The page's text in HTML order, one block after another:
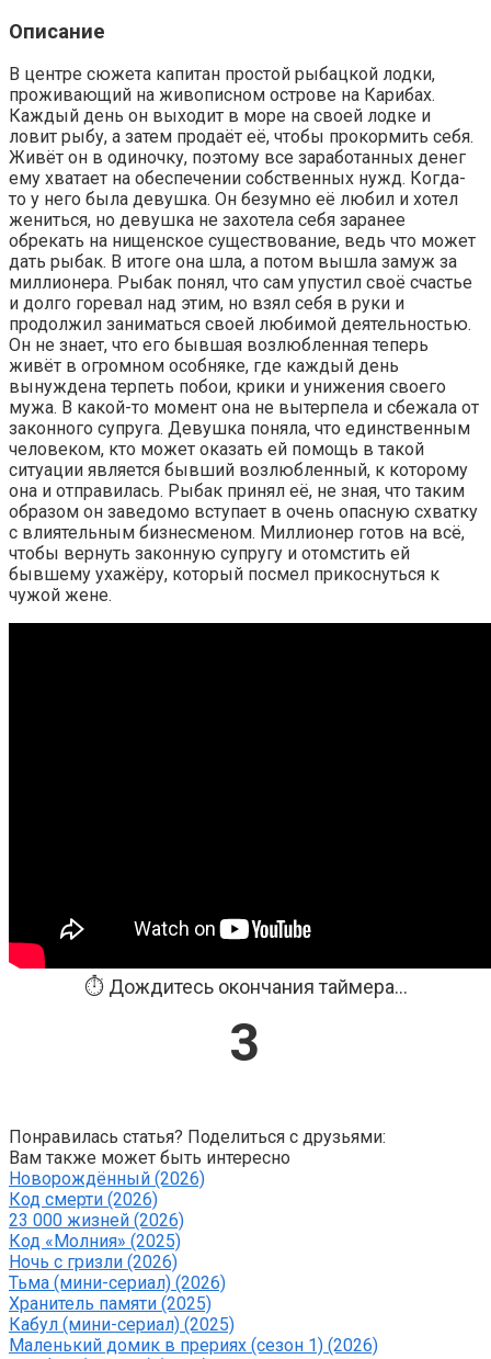
Описание
В центре сюжета капитан простой рыбацкой лодки,
проживающий на живописном острове на Карибах.
Каждый день он выходит в море на своей лодке и
ловит рыбу, а затем продаёт её, чтобы прокормить себя.
Живёт он в одиночку, поэтому все заработанных денег
ему хватает на обеспечении собственных нужд. Когда-
то у него была девушка. Он безумно её любил и хотел
жениться, но девушка не захотела себя заранее
обрекать на нищенское существование, ведь что может
дать рыбак. В итоге она шла, а потом вышла замуж за
миллионера. Рыбак понял, что сам упустил своё счастье
и долго горевал над этим, но взял себя в руки и
продолжил заниматься своей любимой деятельностью.
Он не знает, что его бывшая возлюбленная теперь
живёт в огромном особняке, где каждый день
вынуждена терпеть побои, крики и унижения своего
мужа. В какой-то момент она не вытерпела и сбежала от
законного супруга. Девушка поняла, что единственным
человеком, кто может оказать ей помощь в такой
ситуации является бывший возлюбленный, к которому
она и отправилась. Рыбак принял её, не зная, что таким
образом он заведомо вступает в очень опасную схватку
с влиятельным бизнесменом. Миллионер готов на всё,
чтобы вернуть законную супругу и отомстить ей
бывшему ухажёру, который посмел прикоснуться к
чужой жене.
⏱️ Дождитесь окончания таймера...
3
Понравилась статья? Поделиться с друзьями:
Вам также может быть интересно
Новорождённый (2026)
Код смерти (2026)
23 000 жизней (2026)
Код «Молния» (2025)
Ночь с гризли (2026)
Тьма (мини-сериал) (2026)
Хранитель памяти (2025)
Кабул (мини-сериал) (2025)
Маленький домик в прериях (сезон 1) (2026)